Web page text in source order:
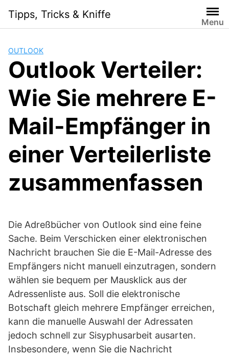
content
Tipps, Tricks & Kniffe
Menu
OUTLOOK
Outlook Verteiler:
Wie Sie mehrere E-
Mail-Empfänger in
einer Verteilerliste
zusammenfassen
Die Adreßbücher von Outlook sind eine feine
Sache. Beim Verschicken einer elektronischen
Nachricht brauchen Sie die E-Mail-Adresse des
Empfängers nicht manuell einzutragen, sondern
wählen sie bequem per Mausklick aus der
Adressenliste aus. Soll die elektronische
Botschaft gleich mehrere Empfänger erreichen,
kann die manuelle Auswahl der Adressaten
jedoch schnell zur Sisyphusarbeit ausarten.
Insbesondere, wenn Sie die Nachricht